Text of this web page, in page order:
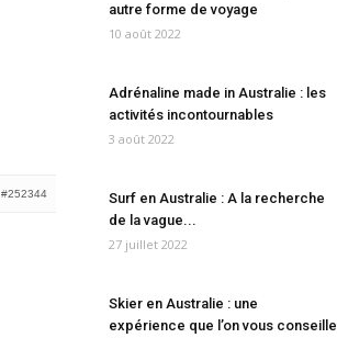
#252344
autre forme de voyage
10 août 2022
Adrénaline made in Australie : les
activités incontournables
3 août 2022
Surf en Australie : A la recherche
de la vague...
27 juillet 2022
Skier en Australie : une
expérience que l’on vous conseille